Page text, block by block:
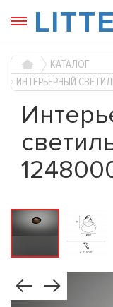
КАТАЛОГ
ИНТЕРЬЕРНЫЙ